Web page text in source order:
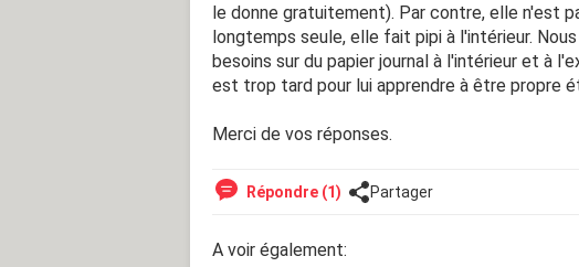
le donne gratuitement). Par contre, elle n'est
longtemps seule, elle fait pipi à l'intérieur.
besoins sur du papier journal à l'intérieur et à
est trop tard pour lui apprendre à être propre
Merci de vos réponses.
Répondre (1) Partager
A voir également: